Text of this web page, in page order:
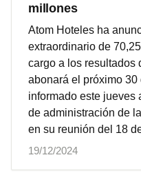
millones
Atom Hoteles ha
extraordinario de
cargo a los resultados
abonará el próximo
informado este jueves
de administración de
en su reunión del 18
19/12/2024